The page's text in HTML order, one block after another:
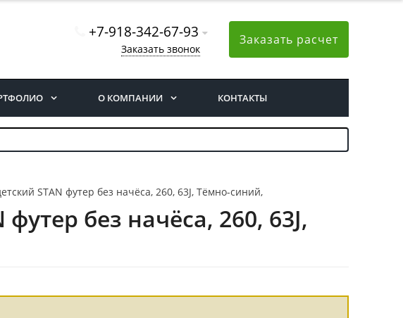
+7-918-342-67-93
Заказать звонок
Заказать расчет
О КОМПАНИИ КОНТАКТЫ
STAN футер без начёса, 260, 63J, Тёмно-синий,
без начёса, 260, 63J,